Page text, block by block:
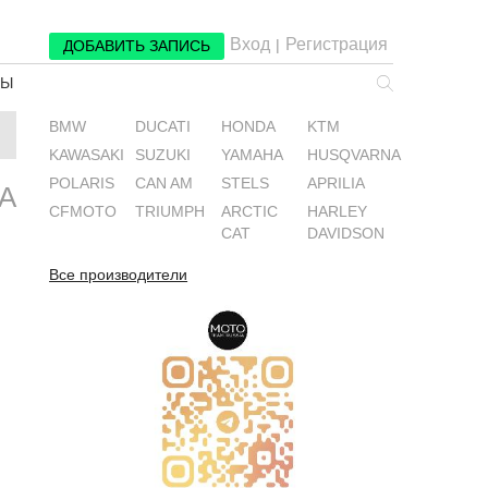
ДОБАВИТЬ ЗАПИСЬ Вход | Регистрация
BMW DUCATI HONDA
KTM
KAWASAKI
SUZUKI YAMAHA
HUSQVARNA
POLARIS
CAN AM STELS
APRILIA
CFMOTO
TRIUMPH
ARCTIC
CAT
HARLEY
DAVIDSON
Все производители